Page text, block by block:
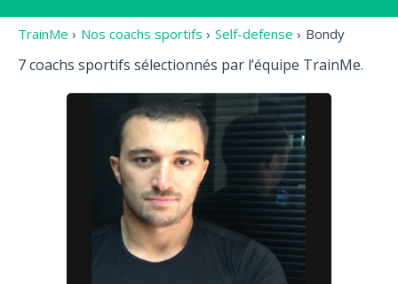
TrainMe › Nos coachs sportifs › Self-defense › Bondy
7 coachs sportifs sélectionnés par l’équipe TrainMe.